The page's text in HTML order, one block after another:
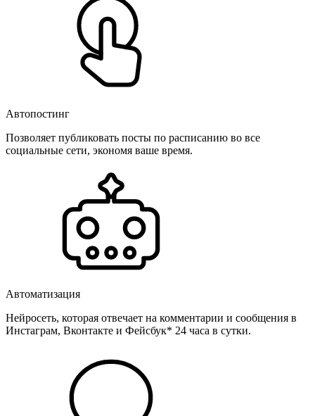
Автопостинг
Позволяет публиковать посты по расписанию во все
социальные сети, экономя ваше время.
Автоматизация
Нейросеть, которая отвечает на комментарии и сообщения в
Инстаграм, Вконтакте и Фейсбук* 24 часа в сутки.